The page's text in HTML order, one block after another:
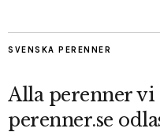
SVENSKA PERENNER
Alla perenner
perenner.se